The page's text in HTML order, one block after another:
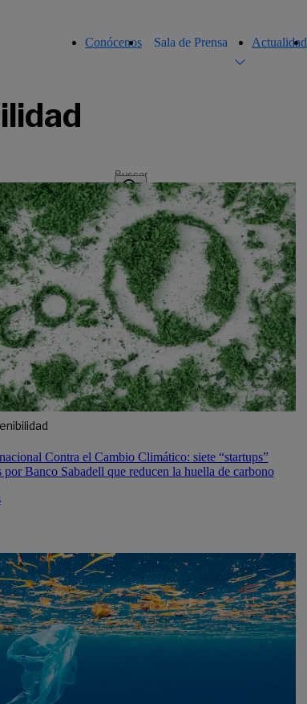
Conócenos Sala de Prensa Actualidad
Contra el Cambio Climático: siete “startups”
por Banco Sabadell que reducen la huella de carbono